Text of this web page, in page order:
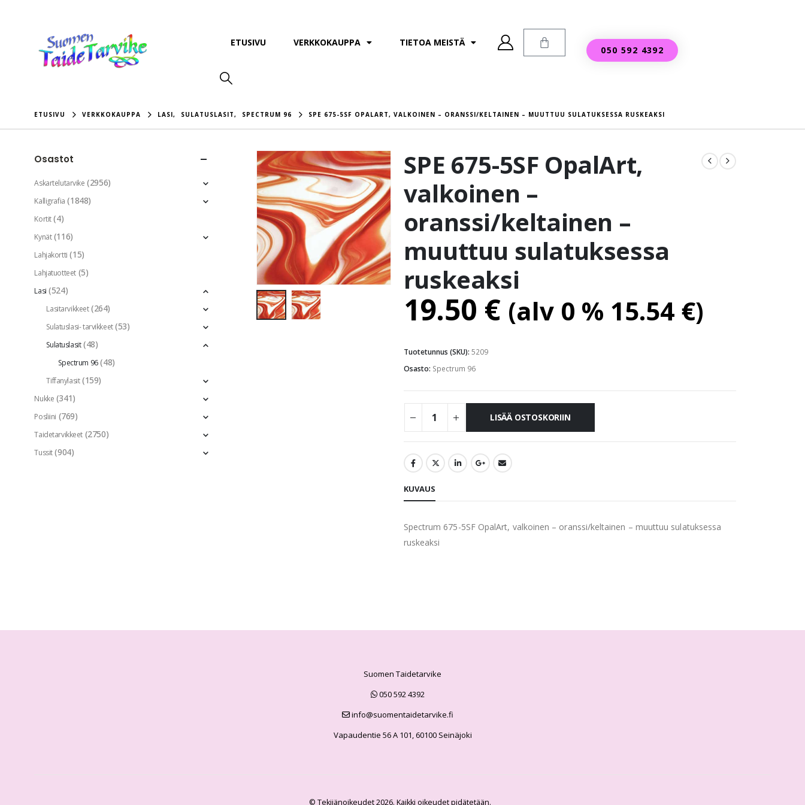
ETUSIVU VERKKOKAUPPA TIETOA MEISTÄ
050 592 4392
ETUSIVU VERKKOKAUPPA LASI, SULATUSLASIT, SPECTRUM 96 SPE 675-5SF OPALART, VALKOINEN – ORANSSI/KELTAINEN – MUUTTUU SULATUKSESSA RUSKEAKSI
SPE 675-5SF OpalArt,
valkoinen –
oranssi/keltainen –
muuttuu sulatuksessa
ruskeaksi
19.50 € (alv 0 % 15.54 €)
Tuotetunnus (SKU): 5209
Osasto: Spectrum 96
LISÄÄ OSTOSKORIIN
KUVAUS
Spectrum 675-5SF OpalArt, valkoinen – oranssi/keltainen – muuttuu sulatuksessa
ruskeaksi
Osastot
Askartelutarvike (2956)
Kalligrafia (1848)
Kortit (4)
Kynät (116)
Lahjakortti (15)
Lahjatuotteet (5)
Lasi (524)
Lasitarvikkeet (264)
Sulatuslasi- tarvikkeet (53)
Sulatuslasit (48)
Spectrum 96 (48)
Tiffanylasit (159)
Nukke (341)
Posliini (769)
Taidetarvikkeet (2750)
Tussit (904)
Suomen Taidetarvike
050 592 4392
info@suomentaidetarvike.fi
Vapaudentie 56 A 101, 60100 Seinäjoki
© Tekijänoikeudet 2026. Kaikki oikeudet pidätetään.